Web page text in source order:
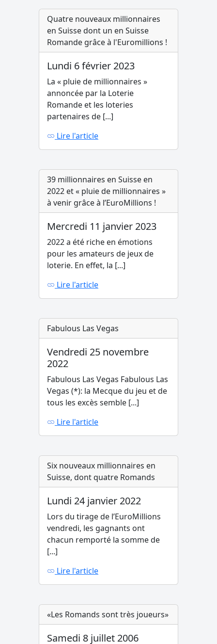
Quatre nouveaux millionnaires
en Suisse dont un en Suisse
Romande grâce à l'Euromillions !
Lundi 6 février 2023
La « pluie de millionnaires »
annoncée par la Loterie
Romande et les loteries
partenaires de [...]
Lire l'article
39 millionnaires en Suisse en
2022 et « pluie de millionnaires »
à venir grâce à l’EuroMillions !
Mercredi 11 janvier 2023
2022 a été riche en émotions
pour les amateurs de jeux de
loterie. En effet, la [...]
Lire l'article
Fabulous Las Vegas
Vendredi 25 novembre
2022
Fabulous Las Vegas Fabulous Las
Vegas (*): la Mecque du jeu et de
tous les excès semble [...]
Lire l'article
Six nouveaux millionnaires en
Suisse, dont quatre Romands
Lundi 24 janvier 2022
Lors du tirage de l’EuroMillions
vendredi, les gagnants ont
chacun remporté la somme de
[...]
Lire l'article
«Les Romands sont très joueurs»
Samedi 8 juillet 2006